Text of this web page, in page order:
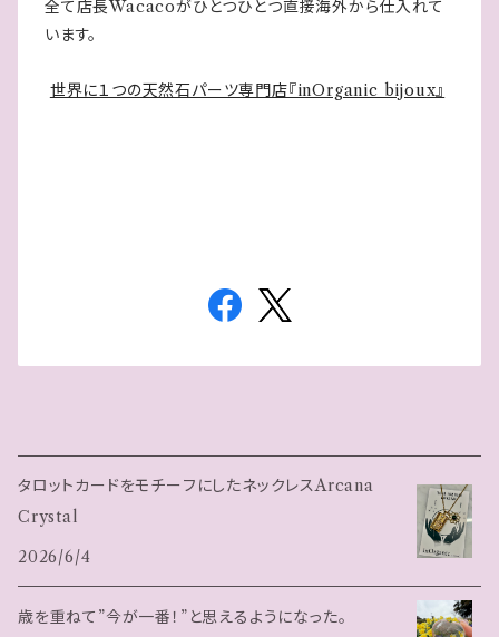
全て店長Wacacoがひとつひとつ直接海外から仕入れて
います。
世界に１つの天然石パーツ専門店『inOrganic bijoux』
タロットカードをモチーフにしたネックレスArcana
Crystal
2026/6/4
歳を重ねて”今が一番！”と思えるようになった。